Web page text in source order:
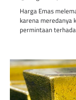
Harga Emas
karena meredanya
permintaan